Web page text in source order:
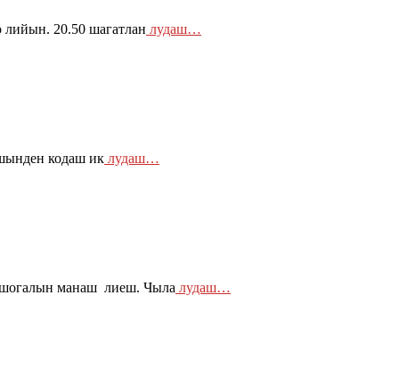
20.50 шагатлан лудаш…
кодаш ик лудаш…
манаш лиеш. Чыла лудаш…